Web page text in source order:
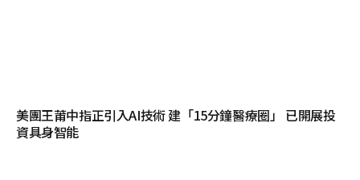
美團王莆中指正引入AI技術 建「15分鐘醫療圈」 已開展投
資具身智能